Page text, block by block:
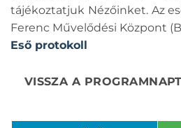
tájékoztatjuk Nézőinket. Az
Ferenc Művelődési Központ
Eső protokoll